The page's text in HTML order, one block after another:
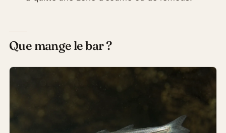
Que mange le bar ?